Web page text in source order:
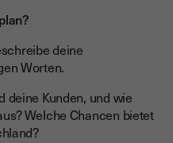
deine
Worten.
deine Kunden, und wie
Welche Chancen bietet